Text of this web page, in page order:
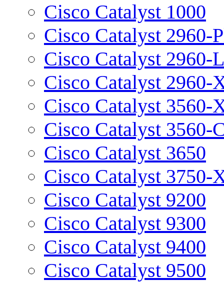
Cisco Catalyst 1000
Cisco Catalyst 2960-
Cisco Catalyst 2960-L
Cisco Catalyst 2960-
Cisco Catalyst 3560-
Cisco Catalyst 3560-
Cisco Catalyst 3650
Cisco Catalyst 3750-
Cisco Catalyst 9200
Cisco Catalyst 9300
Cisco Catalyst 9400
Cisco Catalyst 9500